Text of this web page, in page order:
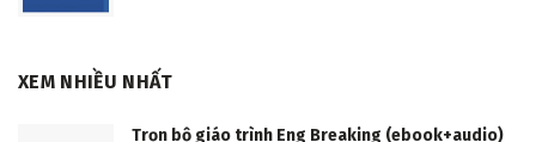
XEM NHIỀU NHẤT
Trọn bộ giáo trình Eng Breaking (ebook+audio)